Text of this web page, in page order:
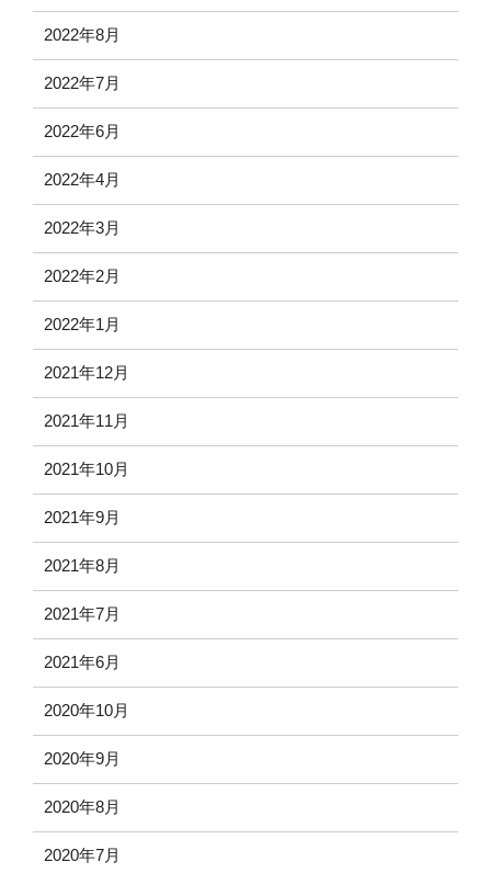
2022年8月
2022年7月
2022年6月
2022年4月
2022年3月
2022年2月
2022年1月
2021年12月
2021年11月
2021年10月
2021年9月
2021年8月
2021年7月
2021年6月
2020年10月
2020年9月
2020年8月
2020年7月